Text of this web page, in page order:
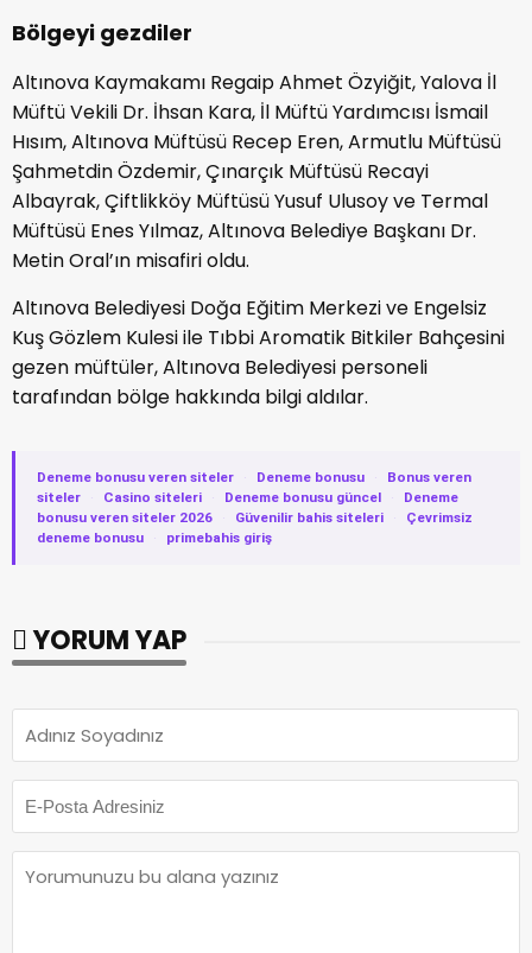
Bölgeyi gezdiler
Altınova Kaymakamı Regaip Ahmet Özyiğit, Yalova İl
Müftü Vekili Dr. İhsan Kara, İl Müftü Yardımcısı İsmail
Hısım, Altınova Müftüsü Recep Eren, Armutlu Müftüsü
Şahmetdin Özdemir, Çınarçık Müftüsü Recayi
Albayrak, Çiftlikköy Müftüsü Yusuf Ulusoy ve Termal
Müftüsü Enes Yılmaz, Altınova Belediye Başkanı Dr.
Metin Oral’ın misafiri oldu.
Altınova Belediyesi Doğa Eğitim Merkezi ve Engelsiz
Kuş Gözlem Kulesi ile Tıbbi Aromatik Bitkiler Bahçesini
gezen müftüler, Altınova Belediyesi personeli
tarafından bölge hakkında bilgi aldılar.
Deneme bonusu veren siteler · Deneme bonusu ·
Bonus veren
siteler
· Casino siteleri · Deneme bonusu güncel ·
Deneme
bonusu veren siteler 2026
· Güvenilir bahis siteleri ·
Çevrimsiz
deneme bonusu
· primebahis giriş
YORUM YAP